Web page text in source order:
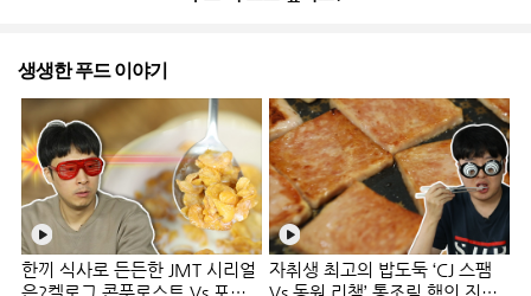
생생한 푸드 이야기
한끼 식사로 든든한 JMT 시리얼
자취생 최고의 밥도둑 ‘CJ 스팸